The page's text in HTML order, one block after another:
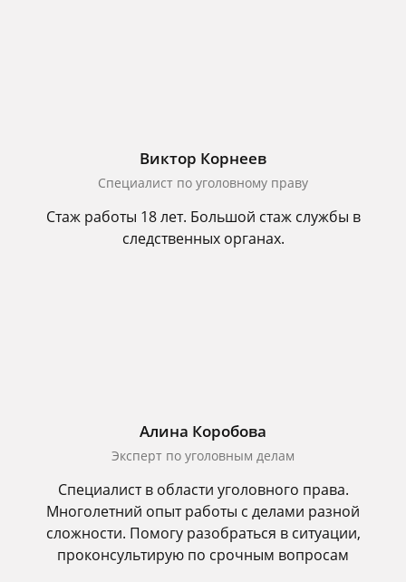
Виктор Корнеев
Cпециалист по уголовному праву
Стаж работы 18 лет. Большой стаж службы в
следственных органах.
Алина Коробова
Эксперт по уголовным делам
Специалист в области уголовного права.
Многолетний опыт работы с делами разной
сложности. Помогу разобраться в ситуации,
проконсультирую по срочным вопросам